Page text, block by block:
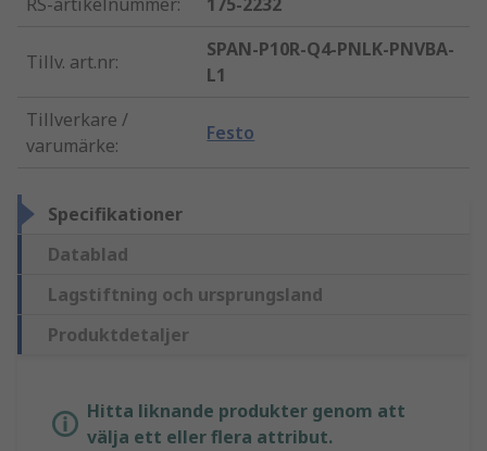
RS-artikelnummer: 175-2232
Tillv. art.nr:
SPAN-P10R-Q4-PNLK-PNVBA-
L1
Tillverkare /
varumärke:
Festo
Specifikationer
Datablad
Lagstiftning och ursprungsland
Produktdetaljer
Hitta liknande produkter genom att
välja ett eller flera attribut.